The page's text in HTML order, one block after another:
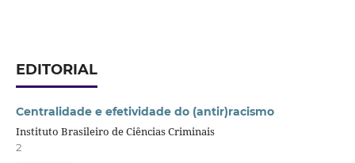
EDITORIAL
Centralidade e efetividade do (antir)racismo
Instituto Brasileiro de Ciências Criminais
2